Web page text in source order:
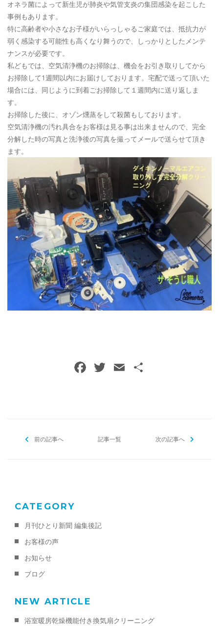
オネラ菌によって新生児が肺炎や気管支炎の集団感染を起こした
事例もあります。
特に高齢者や小さなお子様がいらっしゃるご家庭では、抵抗力が
弱く感染する可能性も高くなり舞うので、しっかりとしたメンテ
ナンスが必要です。
私どもでは、空気清浄機のお掃除は、機会をお引き取りしてから
お掃除して1週間以内にお届けしております。宅配で送って頂いた
場合には、同じように到着ごお掃除して１週間内に送り返しま
す。
お掃除した後に、オゾン燻蒸をして殺菌もしております。
空気清浄機の汚れ具合をお客様は見る事は出来ませんので、完全
分解した時の写真と洗浄後の写真を撮ってメールで送らせて頂き
ます。
F
o
T E
前の記事へ 記事一覧 次の記事へ
CATEGORY
月刊ひとり新聞 編集後記
お客様の声
お知らせ
ブログ
NEW ARTICLE
浴室暖房乾燥機能付き換気扇クリーニング